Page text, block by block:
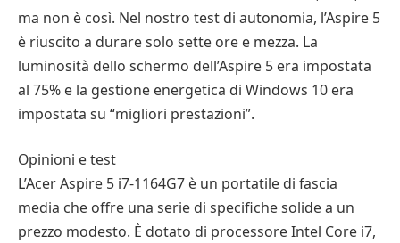
ma non è così. Nel nostro test di autonomia, l’Aspire 5
è riuscito a durare solo sette ore e mezza. La
luminosità dello schermo dell’Aspire 5 era impostata
al 75% e la gestione energetica di Windows 10 era
impostata su “migliori prestazioni”.
Opinioni e test
L’Acer Aspire 5 i7-1164G7 è un portatile di fascia
media che offre una serie di specifiche solide a un
prezzo modesto. È dotato di processore Intel Core i7,